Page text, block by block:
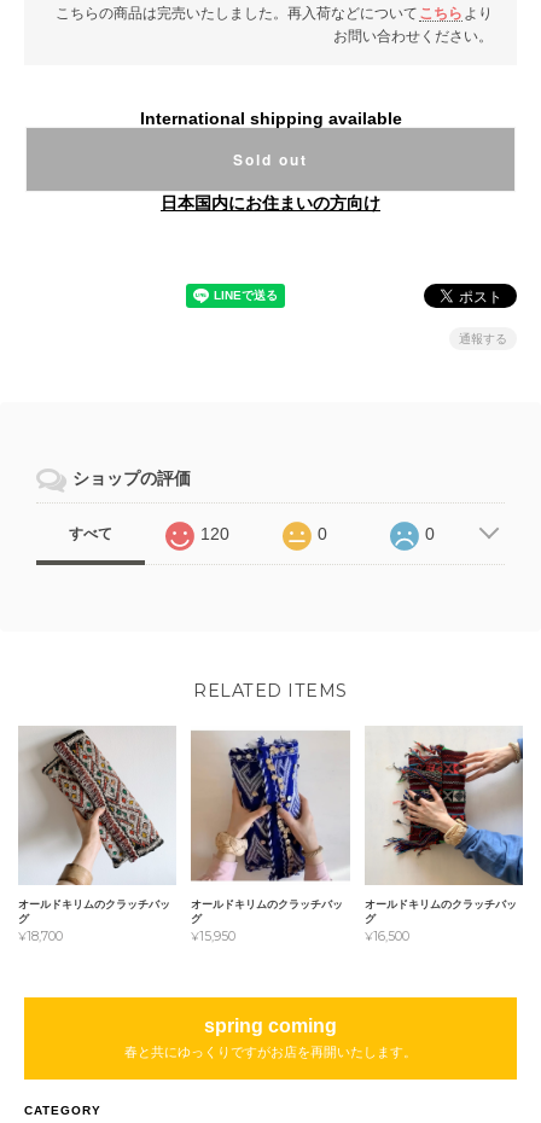
こちらの商品は完売いたしました。再入荷などについて こちら より
お問い合わせください。
International shipping available
Sold out
日本国内にお住まいの方向け
通報する
ショップの評価
すべて 120 0 0
RELATED ITEMS
オールドキリムのクラッチバッ
グ
¥18,700
オールドキリムのクラッチバッ
グ
¥15,950
オールドキリムのクラッチバッ
グ
¥16,500
spring coming
春と共にゆっくりですがお店を再開いたします。
CATEGORY